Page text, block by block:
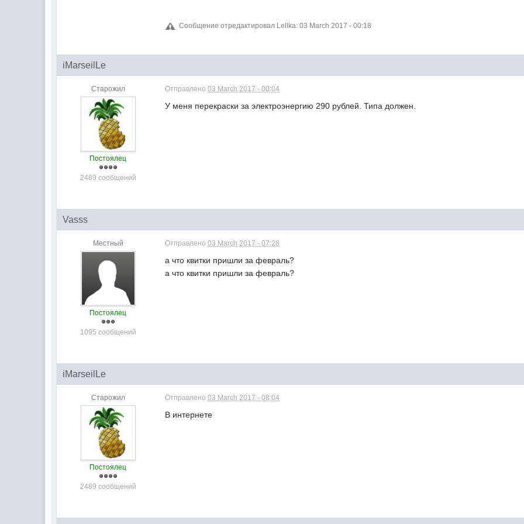
Сообщение отредактировал Lellka: 03 March 2017 - 00:18
iMarseilLe
Старожил
Постоялец
2489 сообщений
Отправлено03 March 2017 - 00:04
У меня перекраски за электроэнергию 290 рублей. Типа должен.
Vasss
Местный
Постоялец
1095 сообщений
Отправлено03 March 2017 - 07:28
а что квитки пришли за февраль?
а что квитки пришли за февраль?
iMarseilLe
Старожил
Постоялец
2489 сообщений
Отправлено03 March 2017 - 08:04
В интернете